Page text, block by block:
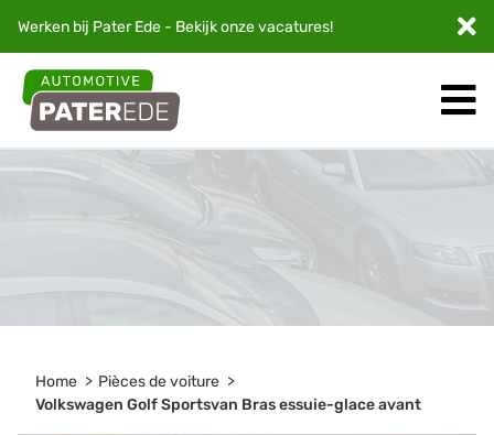
Werken bij Pater Ede - Bekijk onzevacatures!
Home
Pièces de voiture
Volkswagen Golf Sportsvan Bras essuie-glace avant